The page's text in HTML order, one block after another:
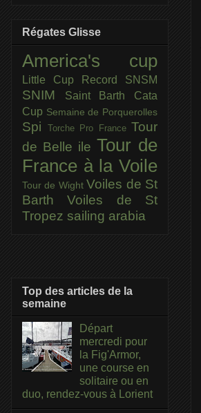
Régates Glisse
America's cup
Little Cup Record SNSM
SNIM
Saint Barth Cata
Cup Semaine de Porquerolles
Spi Torche Pro France Tour
de Belle ile Tour de
France à la Voile
Tour de Wight Voiles de St
BarthVoiles de St
Tropez sailing arabia
Top des articles de la
semaine
Départ
mercredi pour
la Fig'Armor,
une course en
solitaire ou en
duo, rendez-vous à Lorient